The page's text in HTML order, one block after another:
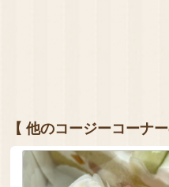
【 他のコージーコーナ